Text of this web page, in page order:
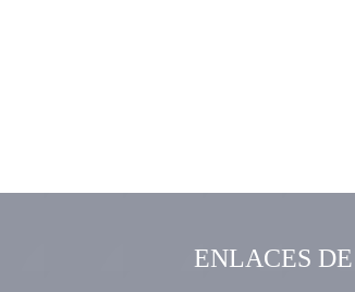
ENLACES